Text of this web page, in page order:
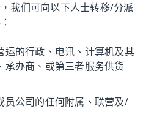
我们可向以下人士转移/分派
运的行政、电讯、计算机及其
承办商、或第三者服务供货
员公司的任何附属、联营及/